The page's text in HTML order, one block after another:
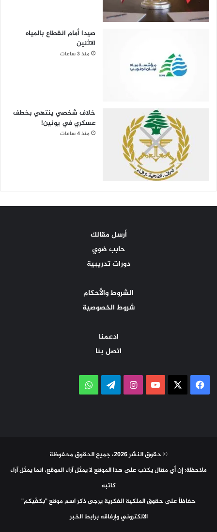
صيدا أمام انقطاع بالمياه
الاثنين
منذ 3 ساعات
خلاف شخصي ينتهي بخطف
عسكري في يونين!
منذ 4 ساعات
أرسل مقالك
حابب ضوي
دورات تدريبية
الشروط والأحكام
شروط الخصوصية
ادعمنا
اتصل بنا
فيسبوك ‫YouTubeانستقرامتيلقرامواتساب
© حقوق النشر 2026، جميع الحقوق محفوظة
ملاحظة: إن أي مقال يكتب على هذا الموقع لا يمثل آراء الموقع، انما يمثل آراء
كاتبه
حفاظاً على حقوق الملكية الفكرية يرجى ذكر اسم موقع "بكفّيكم"
الالكتروني وإرفاقه برابط الخبر